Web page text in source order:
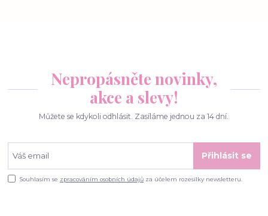
Nepropásněte novinky,
akce a slevy!
Můžete se kdykoli odhlásit. Zasíláme jednou za 14 dní.
Přihlásit se
Souhlasím se zpracováním osobních údajů za účelem rozesílky newsletteru.